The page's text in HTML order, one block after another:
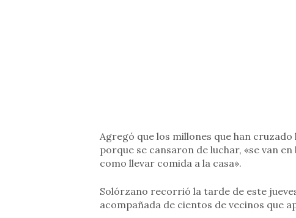
Agregó que los millones que han
porque se cansaron de luchar, «se van
como llevar comida a la casa».
Solórzano recorrió la tarde de este
acompañada de cientos de vecinos que